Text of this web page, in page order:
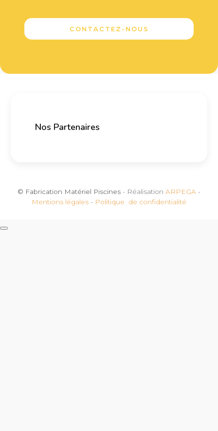
CONTACTEZ-NOUS
Nos Partenaires
© Fabrication Matériel Piscines - Réalisation ARPEGA -
Mentions légales - Politique de confidentialité